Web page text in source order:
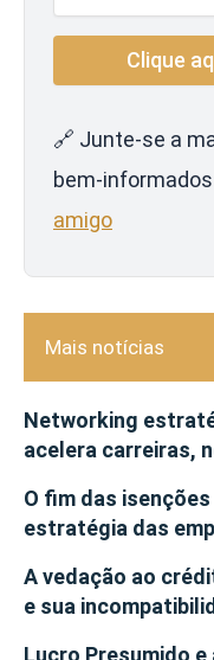
🔗 Junte-se a
bem-
amigo
Mais notícias
Networking
acelera carreiras,
O fim das
estratégia das
A vedação ao
e sua
Lucro Presumido